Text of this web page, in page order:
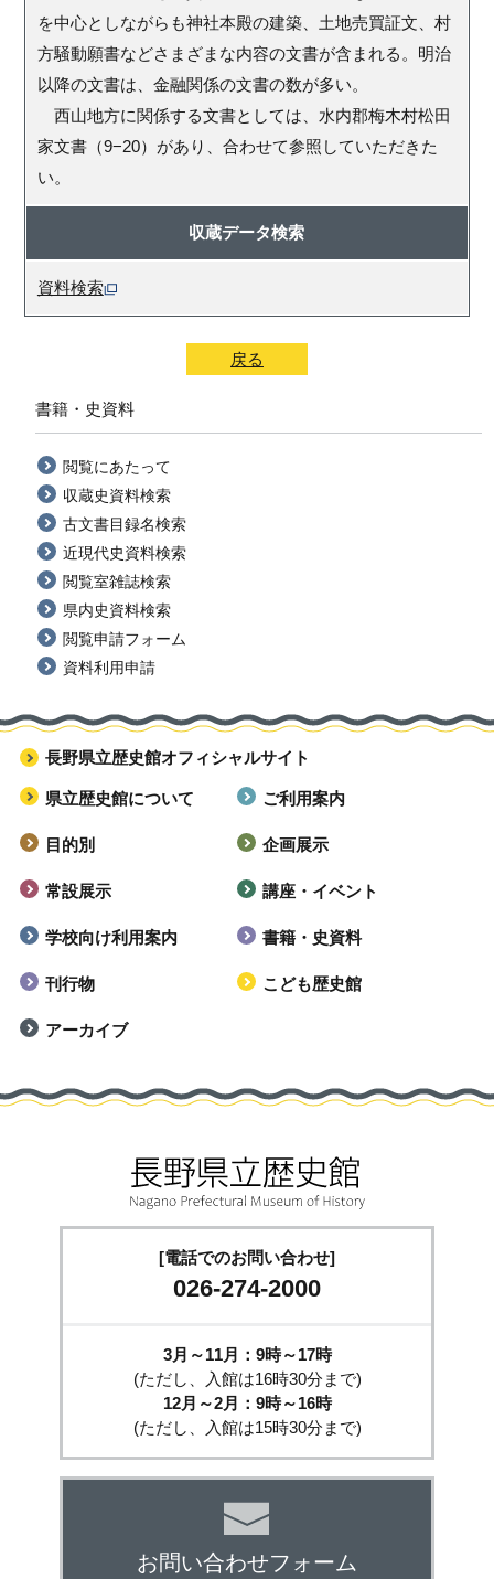
を中心としながらも神社本殿の建築、土地売買証文、村
方騒動願書などさまざまな内容の文書が含まれる。明治
以降の文書は、金融関係の文書の数が多い。
西山地方に関係する文書としては、水内郡梅木村松田
家文書（9−20）があり、合わせて参照していただきた
い。
収蔵データ検索
資料検索
戻る
書籍・史資料
閲覧にあたって
収蔵史資料検索
古文書目録名検索
近現代史資料検索
閲覧室雑誌検索
県内史資料検索
閲覧申請フォーム
資料利用申請
長野県立歴史館オフィシャルサイト
県立歴史館について ご利用案内
目的別 企画展示
常設展示 講座・イベント
学校向け利用案内 書籍・史資料
刊行物 こども歴史館
アーカイブ
[電話でのお問い合わせ]
026-274-2000
3月～11月：9時～17時
(ただし、入館は16時30分まで)
12月～2月：9時～16時
(ただし、入館は15時30分まで)
お問い合わせフォーム